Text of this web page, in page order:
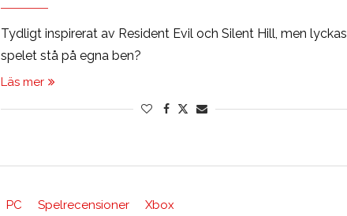
Tydligt inspirerat av Resident Evil och Silent Hill, men lyckas
spelet stå på egna ben?
Läs mer
PC Spelrecensioner Xbox